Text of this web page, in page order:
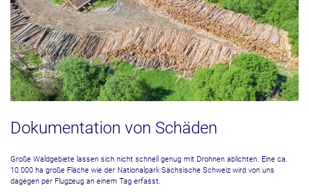
Dokumentation von Schäden
Große Waldgebiete lassen sich nicht schnell genug mit Drohnen ablichten. Eine ca.
10.000 ha große Fläche wie der Nationalpark Sächsische Schweiz wird von uns
dagegen per Flugzeug an einem Tag erfasst.